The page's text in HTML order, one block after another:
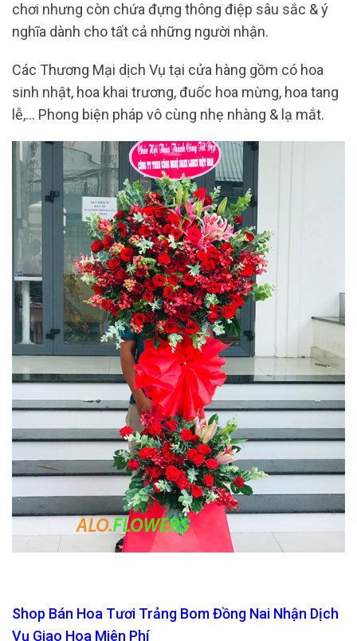
chơi nhưng còn chứa đựng thông điệp sâu sắc & ý
nghĩa dành cho tất cả những người nhận.
Các Thương Mại dịch Vụ tại cửa hàng gồm có hoa
sinh nhật, hoa khai trương, đuốc hoa mừng, hoa tang
lễ,… Phong biện pháp vô cùng nhẹ nhàng & lạ mắt.
Shop Bán Hoa Tươi Trảng Bom Đồng Nai Nhận Dịch
Vụ Giao Hoa Miên Phí